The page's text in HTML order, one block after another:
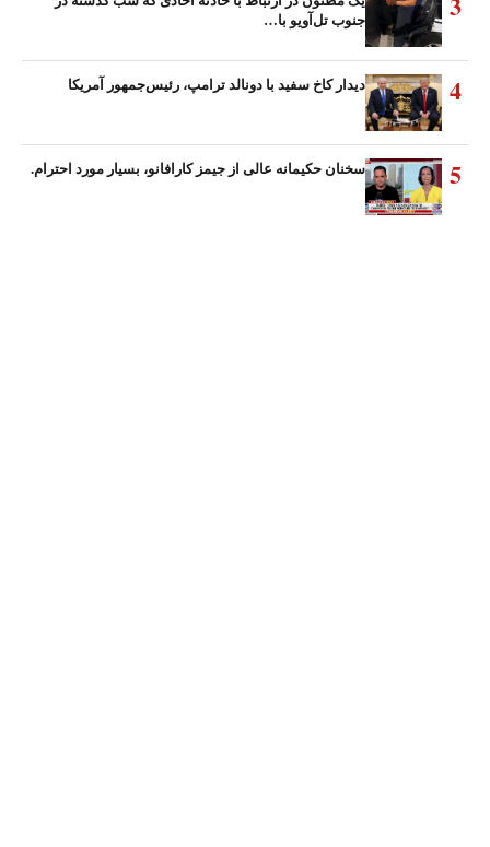
جنوب تل‌آویو با…
4 دیدار کاخ سفید با دونالد ترامپ، رئیس‌جمهور آمریکا
5 سخنان حکیمانه عالی از جیمز کارافانو، بسیار مورد احترام.